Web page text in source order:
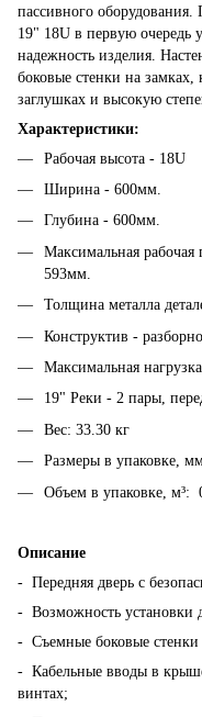
пассивного оборудования.
19" 18U в первую очередь
надежность изделия.
боковые стенки на
заглушках и высокую
Характеристики:
Рабочая высота - 18U
Ширина - 600мм.
Глубина - 600мм.
Максимальная рабочая
593мм.
Толщина металла
Конструктив -
Максимальная
19" Реки - 2 пары,
Вес: 33.30 кг
Размеры в упаковке,
Объем в упаковке, м³:
Описание
- Передняя дверь с
- Возможность установки
- Съемные боковые стенки
- Кабельные вводы в
винтах;